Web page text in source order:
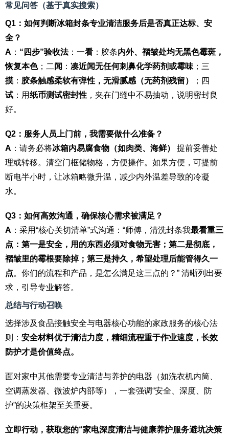
常见问答（基于真实搜索）
Q1：如何判断冰箱封条专业清洁服务后是否真正达标、安
全？
A ： “四步”验收法：一看 ：胶条内外、褶皱处均无黑色霉斑，
恢复本色；二闻 ： 凑近闻无任何刺鼻化学药剂或霉味 ；三
摸 ： 胶条触感柔软有弹性，无滑腻感（无药剂残留）
；四
试 ：用纸币测试密封性 ，夹在门缝中不易抽动，说明密封良
好。
Q2：服务人员上门前，我需要做什么准备？
A ：请务必将冰箱内易腐食物（如肉类、海鲜）
提前妥善处
理或转移。清空门框储物格，方便操作。如果方便，可提前
断电半小时，让冰箱略微升温，减少内外温差导致的冷凝
水。
Q3：如何高效沟通，确保核心需求被满足？
A ：采用“核心关切清单”式沟通：“师傅，清洗封条我最看重三
点：第一是安全，用的东西必须对食物无害；第二是彻底，
褶皱里的霉根要除掉；第三是持久，希望处理后能管得久一
点。你们的流程和产品，是怎么满足这三点的？” 清晰列出要
求，引导专业解答。
总结与行动召唤
选择涉及食品接触安全与电器核心功能的家政服务的核心法
则： 安全材料优于清洁力度，精细流程重于作业速度，长效
防护才是价值终点。
面对家中其他需要专业清洁与养护的电器（如洗衣机内筒、
空调蒸发器、微波炉内部等），一套强调“安全、深度、防
护”的决策框架至关重要。
立即行动，获取您的“家电深度清洁与健康养护服务避坑决策